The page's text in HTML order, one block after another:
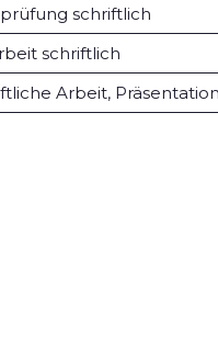
schriftlich
schriftlich
Arbeit,